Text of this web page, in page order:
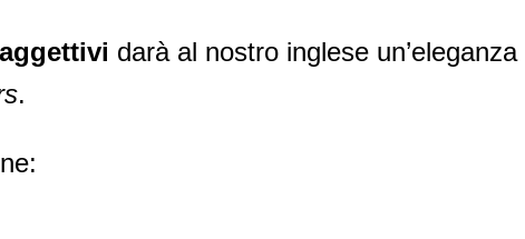
darà al nostro inglese un’eleganza
.